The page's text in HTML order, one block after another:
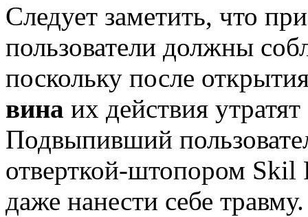
Следует заметить, что
пользователи должны
поскольку после
вина их действия
Подвыпивший
отверткой-штопором Skil
даже нанести себе травму.